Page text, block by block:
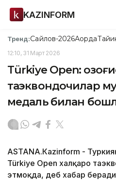
KAZINFORM
Тренд:Сайлов-2026Ақорда
12:10, 31 Март 2026
Türkiye Open:
таэквондочилар
медаль билан
АSTANА.Кazinform -
Türkiye Open халқаро
этмоқда, деб хабар